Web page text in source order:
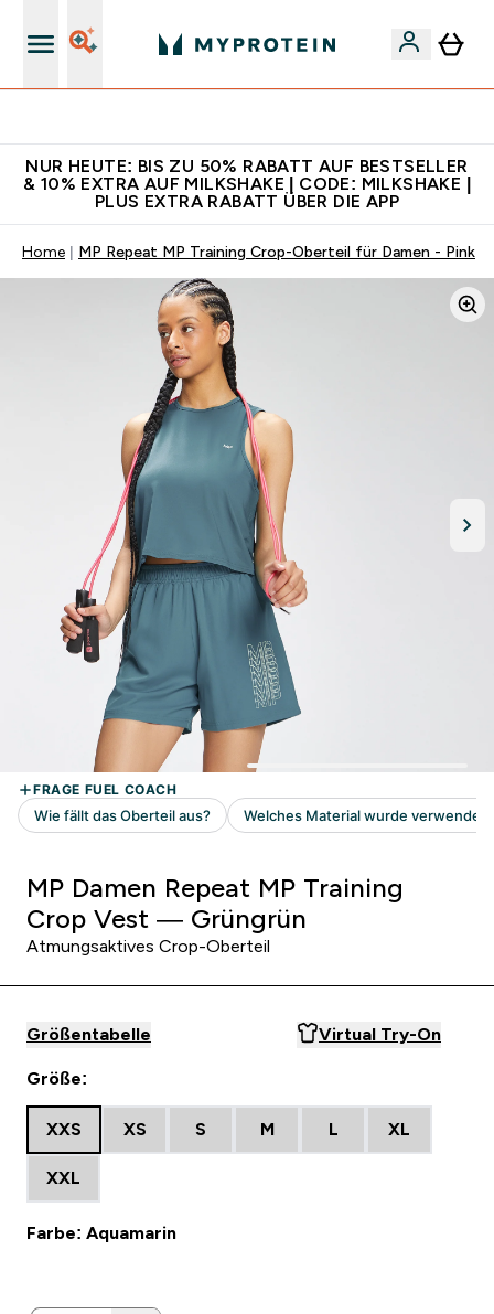
NUR HEUTE: BIS ZU 50% RABATT AUF BESTSELLER
& 10% EXTRA AUF MILKSHAKE | CODE: MILKSHAKE |
PLUS EXTRA RABATT ÜBER DIE APP
Home MP Repeat MP Training Crop-Oberteil für Damen - Pink
MP Damen Repeat MP Training
Crop Vest — Grüngrün
Atmungsaktives Crop-Oberteil
Größentabelle Virtual Try-On
Größe:
XXS XS S M L XL
XXL
Farbe: Aquamarin